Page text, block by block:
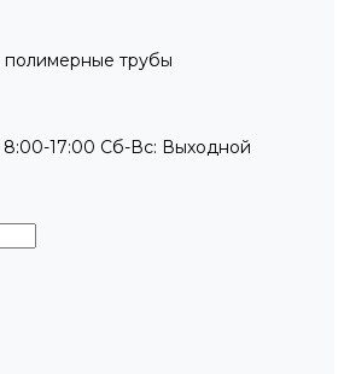
полимерные трубы
17:00 Сб-Вс: Выходной